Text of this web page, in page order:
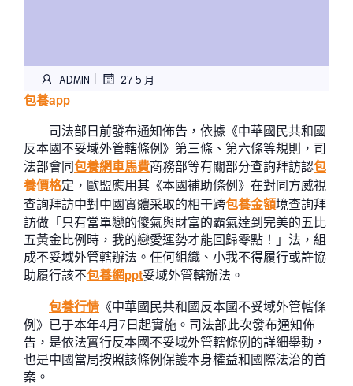
ADMIN | 27 5 月
包養app
司法部日前發布通知佈告，依據《中華國民共和國
反本國不妥域外管轄條例》第三條、第六條等規則，司
法部會同包養網車馬費商務部等有關部分查詢拜訪認包
養價格定，歐盟應用其《本國補助條例》在對同方威視
查詢拜訪中對中國實體采取的相干跨包養金額境查詢拜
訪做「只有當單戀的傻氣與財富的霸氣達到完美的五比
五黃金比例時，我的戀愛運勢才能回歸零點！」法，組
成不妥域外管轄辦法。任何組織、小我不得履行或許協
助履行該不包養網ppt妥域外管轄辦法。
包養行情 《中華國民共和國反本國不妥域外管轄條
例》已于本年4月7日起實施。司法部此次發布通知佈
告，是依法實行反本國不妥域外管轄條例的詳細舉動，
也是中國當局按照該條例保護本身權益和國際法治的首
案。